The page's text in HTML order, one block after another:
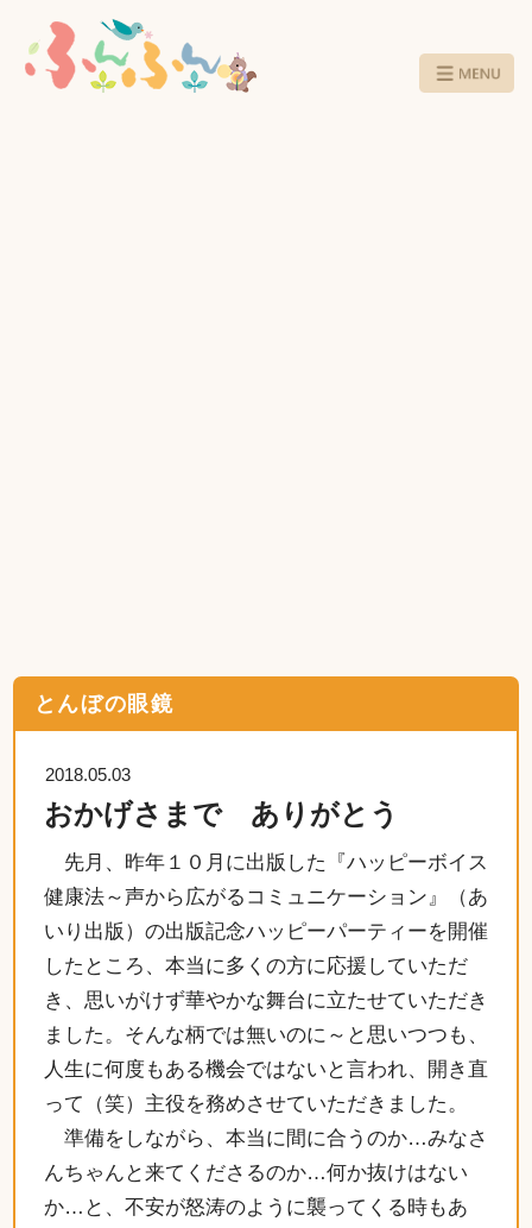
とんぼの眼鏡
2018.05.03
おかげさまで ありがとう
先月、昨年１０月に出版した『ハッピーボイス
健康法～声から広がるコミュニケーション』（あ
いり出版）の出版記念ハッピーパーティーを開催
したところ、本当に多くの方に応援していただ
き、思いがけず華やかな舞台に立たせていただき
ました。そんな柄では無いのに～と思いつつも、
人生に何度もある機会ではないと言われ、開き直
って（笑）主役を務めさせていただきました。
準備をしながら、本当に間に合うのか…みなさ
んちゃんと来てくださるのか…何か抜けはない
か…と、不安が怒涛のように襲ってくる時もあ